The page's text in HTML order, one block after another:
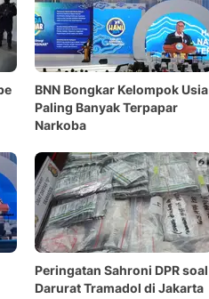
BNN Bongkar Kelompok Usia
Paling Banyak Terpapar
Narkoba
Peringatan Sahroni DPR soal
Darurat Tramadol di Jakarta